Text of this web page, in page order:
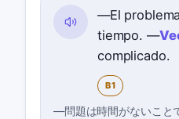
—El
tiempo. —
complicado.
B1
—問題は時間がないこと